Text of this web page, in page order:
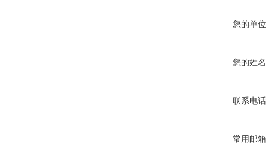
您的单位
您的姓名
联系电话
常用邮箱